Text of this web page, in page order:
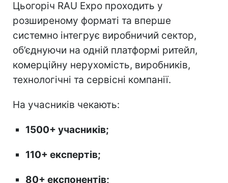
Цьогоріч RAU Expo проходить у
розширеному форматі та вперше
системно інтегрує виробничий сектор,
об’єднуючи на одній платформі ритейл,
комерційну нерухомість, виробників,
технологічні та сервісні компанії.
На учасників чекають:
1500+ учасників;
110+ експертів;
80+ експонентів;